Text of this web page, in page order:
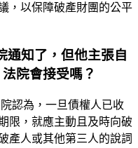
，以保障破產財團的公平
通知了，但他主張自
院會接受嗎？
認為，一旦債權人已收
限，就應主動且及時向破
產人或其他第三人的說詞